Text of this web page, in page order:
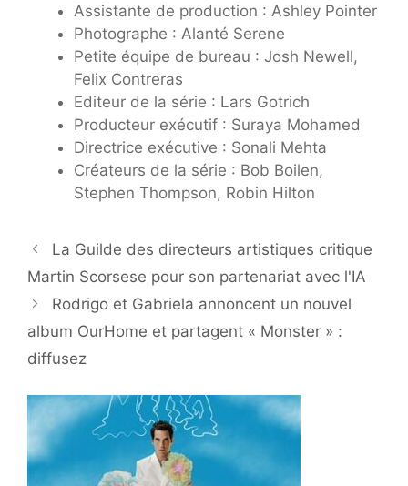
Assistante de production : Ashley Pointer
Photographe : Alanté Serene
Petite équipe de bureau : Josh Newell,
Felix Contreras
Editeur de la série : Lars Gotrich
Producteur exécutif : Suraya Mohamed
Directrice exécutive : Sonali Mehta
Créateurs de la série : Bob Boilen,
Stephen Thompson, Robin Hilton
La Guilde des directeurs artistiques critique
Martin Scorsese pour son partenariat avec l'IA
Rodrigo et Gabriela annoncent un nouvel
album OurHome et partagent « Monster » :
diffusez